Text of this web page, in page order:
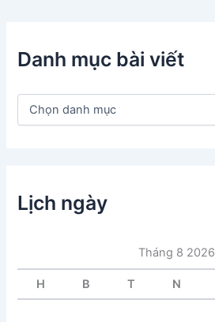
Danh mục bài viết
D
c
b
i
Lịch ngày
Tháng 8 2026
H B T N